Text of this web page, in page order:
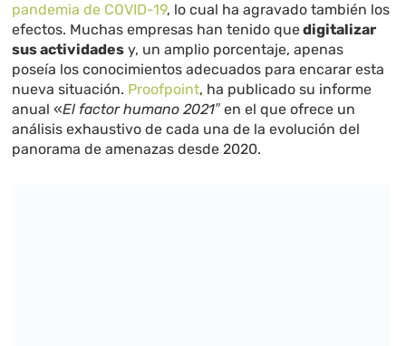
pandemia de COVID-19, lo cual ha agravado también los
efectos. Muchas empresas han tenido quedigitalizar
sus actividades y, un amplio porcentaje, apenas
poseía los conocimientos adecuados para encarar esta
nueva situación. Proofpoint, ha publicado su informe
anual «El factor humano 2021″ en el que ofrece un
análisis exhaustivo de cada una de la evolución del
panorama de amenazas desde 2020.